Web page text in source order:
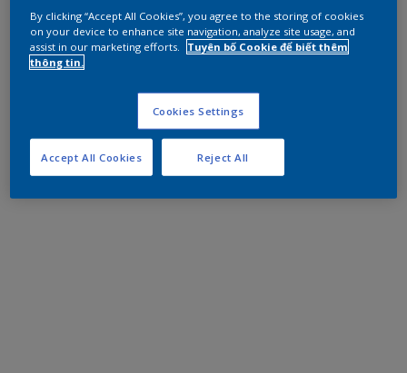
By clicking “Accept All Cookies”, you agree to the storing of cookies
on your device to enhance site navigation, analyze site usage, and
assist in our marketing efforts.
Tuyên bố Cookie để biết thêm
thông tin.
Cookies Settings
Reject All
Accept All Cookies